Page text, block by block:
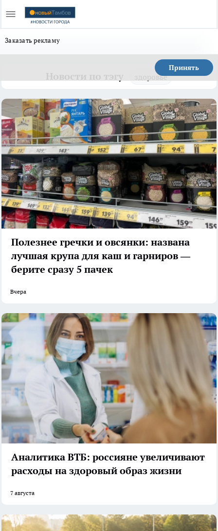
Заказать рекламу
Принять
здоровье
Полезнее гречки и овсянки: названа
лучшая крупа для каш и гарниров —
берите сразу 5 пачек
Вчера
Аналитика ВТБ: россияне увеличивают
расходы на здоровый образ жизни
7 августа